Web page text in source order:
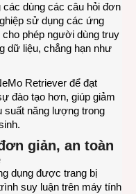
dùng các câu hỏi đơn
sử dụng các ứng
phép người dùng truy
dữ liệu, chẳng hạn như
Retriever để đạt
đào tạo hơn, giúp giảm
suất năng lượng trong
giản, an toàn
dụng được trang bị
suy luận trên máy tính